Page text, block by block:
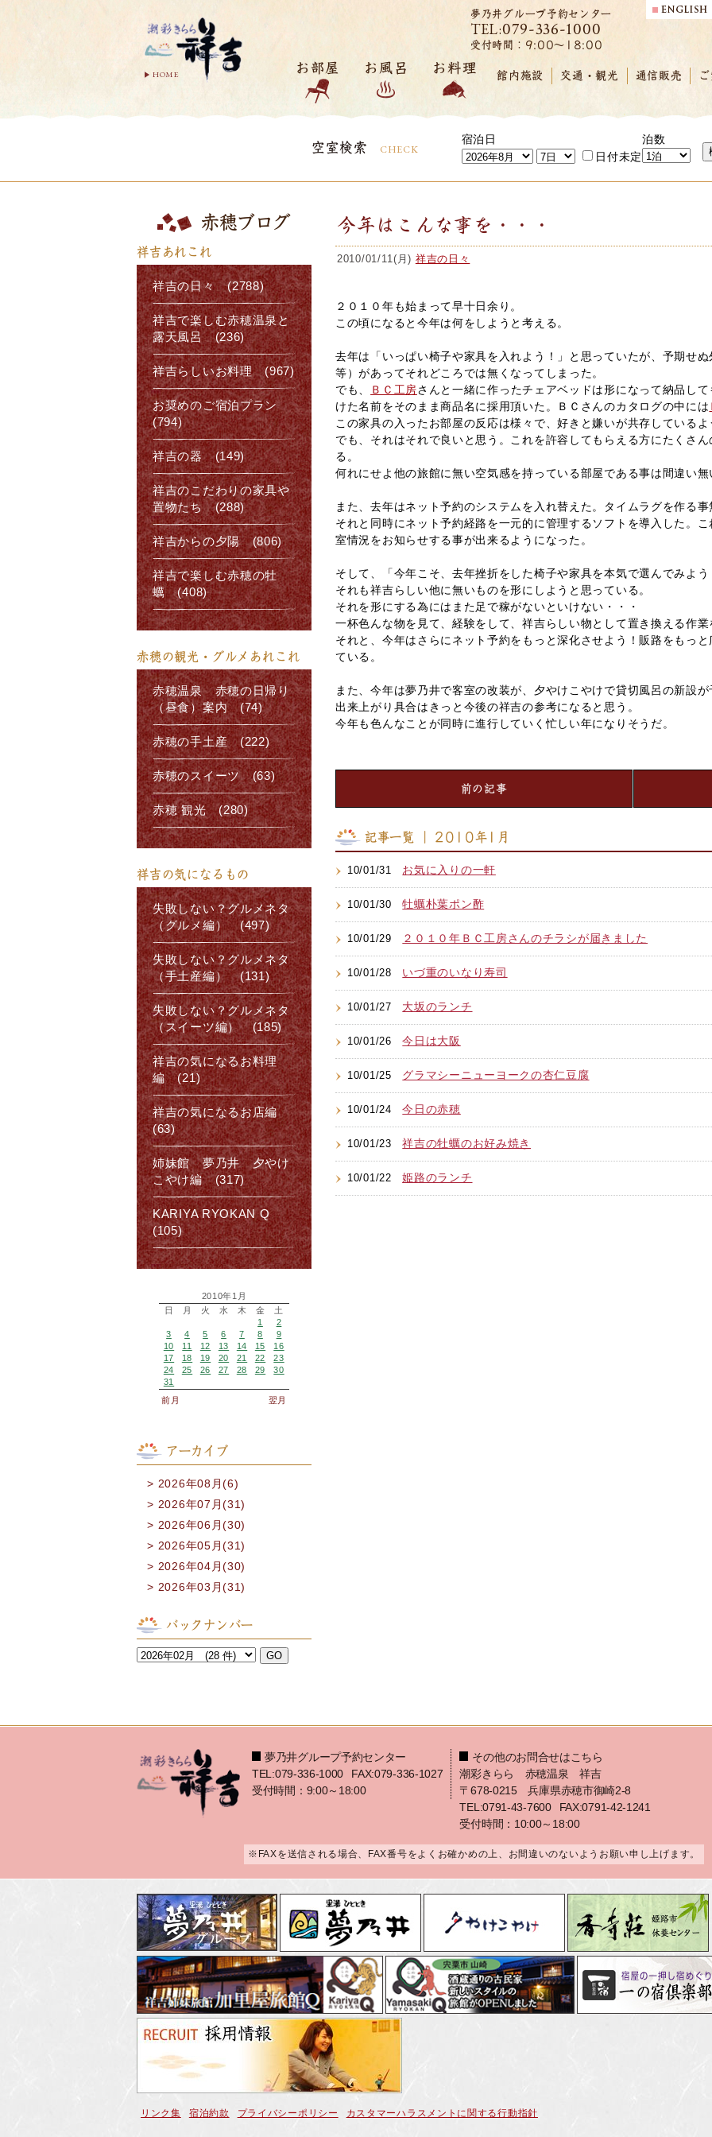
HOME
夢乃井グループ予約センター
TEL:079-336-1000
受付時間：9:00～18:00
お部屋 お風呂 お料理
館内施設 交通・観光 通信販売
空室検索 CHECK
宿泊日
日付未定
泊数
今年はこんな事を・・・
2010/01/11(月) 祥吉の日々
２０１０年も始まって早十日余り。
この頃になると今年は何をしようと考える。
去年は「いっぱい椅子や家具を入れよう！」と思っていたが、予期せ
等）があってそれどころでは無くなってしまった。
でも、
ＢＣ工房さんと一緒に作ったチェアベッドは形になって納品し
けた名前をそのまま商品名に採用頂いた。ＢＣさんのカタログの中には
この家具の入ったお部屋の反応は様々で、好きと嫌いが共存しているよ
でも、それはそれで良いと思う。これを許容してもらえる方にたくさ
る。
何れにせよ他の旅館に無い空気感を持っている部屋である事は間違い
また、去年はネット予約のシステムを入れ替えた。タイムラグを作る
それと同時にネット予約経路を一元的に管理するソフトを導入した。
室情況をお知らせする事が出来るようになった。
そして、「今年こそ、去年挫折をした椅子や家具を本気で選んでみよ
それも祥吉らしい他に無いものを形にしようと思っている。
それを形にする為にはまた足で稼がないといけない・・・
一杯色んな物を見て、経験をして、祥吉らしい物として置き換える作
それと、今年はさらにネット予約をもっと深化させよう！販路をもっ
ている。
また、今年は夢乃井で客室の改装が、夕やけこやけで貸切風呂の新設
出来上がり具合はきっと今後の祥吉の参考になると思う。
今年も色んなことが同時に進行していく忙しい年になりそうだ。
前の記事
記事一覧 ｜ 2010年1月
10/01/31 お気に入りの一軒
10/01/30牡蠣朴葉ポン酢
10/01/29 ２０１０年ＢＣ工房さんのチラシが届きました
10/01/28 いづ重のいなり寿司
10/01/27 大坂のランチ
10/01/26今日は大阪
10/01/25 グラマシーニューヨークの杏仁豆腐
10/01/24今日の赤穂
10/01/23祥吉の牡蠣のお好み焼き
10/01/22姫路のランチ
赤穂ブログ
祥吉あれこれ
祥吉の日々 (2788)
祥吉で楽しむ赤穂温泉と
露天風呂 (236)
祥吉らしいお料理 (967)
お奨めのご宿泊プラン
(794)
祥吉の器 (149)
祥吉のこだわりの家具や
置物たち (288)
祥吉からの夕陽 (806)
祥吉で楽しむ赤穂の牡
蠣 (408)
赤穂の観光・グルメあれこれ
赤穂温泉 赤穂の日帰り
（昼食）案内 (74)
赤穂の手土産 (222)
赤穂のスイーツ (63)
赤穂 観光 (280)
祥吉の気になるもの
失敗しない？グルメネタ
（グルメ編） (497)
失敗しない？グルメネタ
（手土産編） (131)
失敗しない？グルメネタ
（スイーツ編） (185)
祥吉の気になるお料理
編 (21)
祥吉の気になるお店編
(63)
姉妹館 夢乃井 夕やけ
こやけ編 (317)
KARIYA RYOKAN Q
(105)
2010年1月
日
月 火 水 木 金
土
1
2
3
4 5 6 7 8
9
10
11 12 13 14 15
16
17
18 19 20 21 22
23
24
25 26 27 28 29
30
31
前月
翌月
アーカイブ
2026年08月(6)
2026年07月(31)
2026年06月(30)
2026年05月(31)
2026年04月(30)
2026年03月(31)
バックナンバー
夢乃井グループ予約センター
TEL:079-336-1000
FAX:079-336-1027
受付時間：9:00～18:00
その他のお問合せはこちら
潮彩きらら 赤穂温泉 祥吉
〒678-0215 兵庫県赤穂市御崎2-8
TEL:0791-43-7600
FAX:0791-42-1241
受付時間：10:00～18:00
※FAXを送信される場合、FAX番号をよくお確かめの上、お間違いのないようお願い申し上げます。
リンク集 宿泊約款 プライバシーポリシー カスタマーハラスメントに関する行動指針